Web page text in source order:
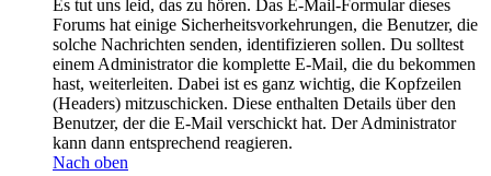
Es tut uns leid, das zu hören. Das E-Mail-Formular dieses
Forums hat einige Sicherheitsvorkehrungen, die Benutzer, die
solche Nachrichten senden, identifizieren sollen. Du solltest
einem Administrator die komplette E-Mail, die du bekommen
hast, weiterleiten. Dabei ist es ganz wichtig, die Kopfzeilen
(Headers) mitzuschicken. Diese enthalten Details über den
Benutzer, der die E-Mail verschickt hat. Der Administrator
kann dann entsprechend reagieren.
Nach oben